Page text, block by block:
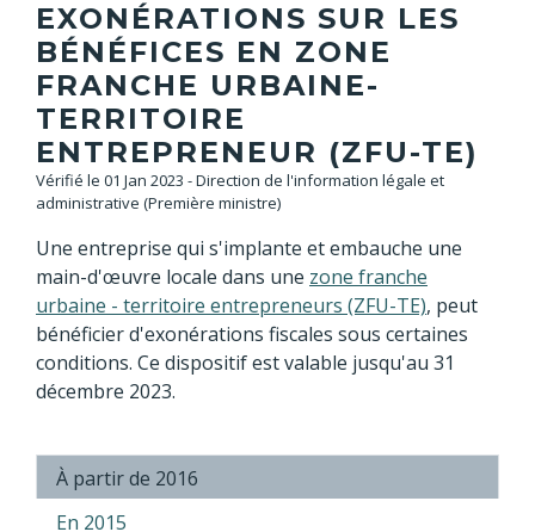
EXONÉRATIONS SUR LES
BÉNÉFICES EN ZONE
FRANCHE URBAINE-
TERRITOIRE
ENTREPRENEUR (ZFU-TE)
Vérifié le 01 Jan 2023 - Direction de l'information légale et
administrative (Première ministre)
Une entreprise qui s'implante et embauche une
main-d'œuvre locale dans une zone franche
urbaine - territoire entrepreneurs (ZFU-TE), peut
bénéficier d'exonérations fiscales sous certaines
conditions. Ce dispositif est valable jusqu'au 31
décembre 2023.
À partir de 2016
En 2015